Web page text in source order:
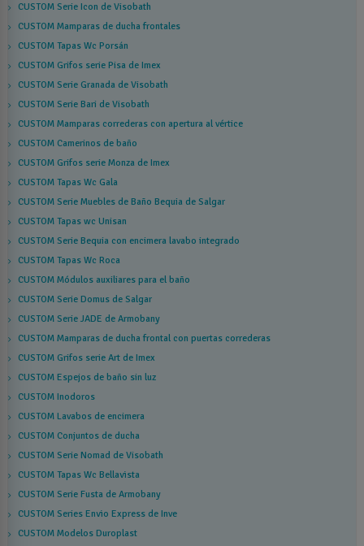
CUSTOM Serie Icon de Visobath
CUSTOM Mamparas de ducha frontales
CUSTOM Tapas Wc Porsán
CUSTOM Grifos serie Pisa de Imex
CUSTOM Serie Granada de Visobath
CUSTOM Serie Bari de Visobath
CUSTOM Mamparas correderas con apertura al vértice
CUSTOM Camerinos de baño
CUSTOM Grifos serie Monza de Imex
CUSTOM Tapas Wc Gala
CUSTOM Serie Muebles de Baño Bequia de Salgar
CUSTOM Tapas wc Unisan
CUSTOM Serie Bequia con encimera lavabo integrado
CUSTOM Tapas Wc Roca
CUSTOM Módulos auxiliares para el baño
CUSTOM Serie Domus de Salgar
CUSTOM Serie JADE de Armobany
CUSTOM Mamparas de ducha frontal con puertas correderas
CUSTOM Grifos serie Art de Imex
CUSTOM Espejos de baño sin luz
CUSTOM Inodoros
CUSTOM Lavabos de encimera
CUSTOM Conjuntos de ducha
CUSTOM Serie Nomad de Visobath
CUSTOM Tapas Wc Bellavista
CUSTOM Serie Fusta de Armobany
CUSTOM Series Envio Express de Inve
CUSTOM Modelos Duroplast